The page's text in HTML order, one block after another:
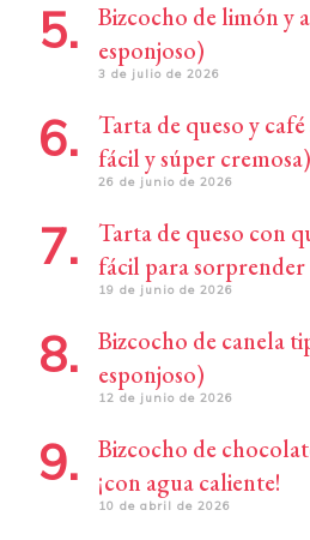
Bizcocho de limón y
esponjoso)
3 de julio de 2026
Tarta de queso y
fácil y súper cremosa)
26 de junio de 2026
Tarta de queso con
fácil para sorprender
19 de junio de 2026
Bizcocho de canela
esponjoso)
12 de junio de 2026
Bizcocho de
¡con agua caliente!
10 de abril de 2026